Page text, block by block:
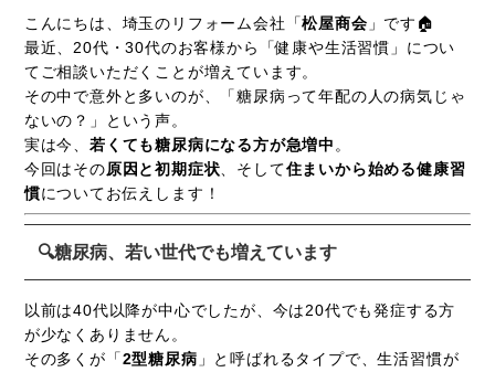
こんにちは、埼玉のリフォーム会社「松屋商会 」です🏠
最近、20代・30代のお客様から「健康や生活習慣」につい
てご相談いただくことが増えています。
その中で意外と多いのが、「糖尿病って年配の人の病気じゃ
ないの？」という声。
実は今、若くても糖尿病になる方が急増中 。
今回はその原因と初期症状 、そして住まいから始める健康習
慣についてお伝えします！
🔍糖尿病、若い世代でも増えています
以前は40代以降が中心でしたが、今は20代でも発症する方
が少なくありません。
その多くが「2型糖尿病 」と呼ばれるタイプで、生活習慣が